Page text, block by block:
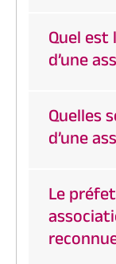
Quel
d’une
Quelles
d’une
Le